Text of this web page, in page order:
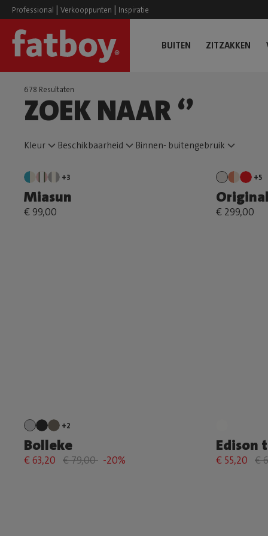
Professional | Verkooppunten | Inspiratie
BUITEN ZITZAKKEN
678 Resultaten
ZOEK NAAR ‘’
Kleur Beschikbaarheid Binnen- buitengebruik
+3
Miasun
€ 99,00
+5
€ 299,00
+2
Bolleke
€ 63,20 € 79,00 -20%
Edison
€ 55,20 €